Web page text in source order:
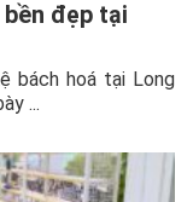
đẹp tại
bách hoá tại Long
...